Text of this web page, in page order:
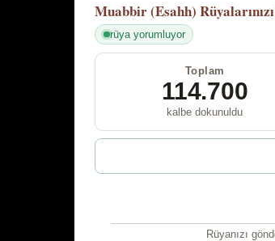
Muabbir (Esahh)
rüya yorumluyor
Toplam
114.700
kalbe dokunuldu
Rüyanızı